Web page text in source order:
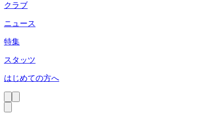
クラブ
ニュース
特集
スタッツ
はじめての方へ